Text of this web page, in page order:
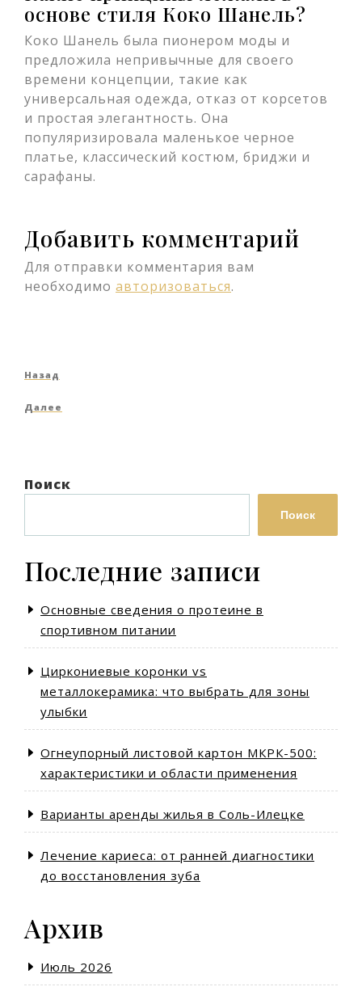
основе стиля Коко Шанель?
Коко Шанель была пионером моды и
предложила непривычные для своего
времени концепции, такие как
универсальная одежда, отказ от корсетов
и простая элегантность. Она
популяризировала маленькое черное
платье, классический костюм, бриджи и
сарафаны.
Добавить комментарий
Для отправки комментария вам
необходимо авторизоваться.
Навигация
по
Предыдущая
Назад
Следующая
Далее
Поиск
Поиск
Последние записи
Основные сведения о протеине в
спортивном питании
Циркониевые коронки vs
металлокерамика: что выбрать для зоны
улыбки
Огнеупорный листовой картон МКРК-500:
характеристики и области применения
Варианты аренды жилья в Соль-Илецке
Лечение кариеса: от ранней диагностики
до восстановления зуба
Архив
Июль 2026